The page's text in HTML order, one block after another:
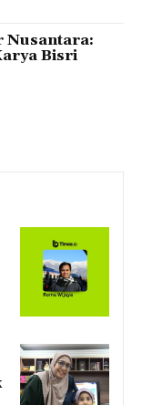
Nusantara:
Bisri